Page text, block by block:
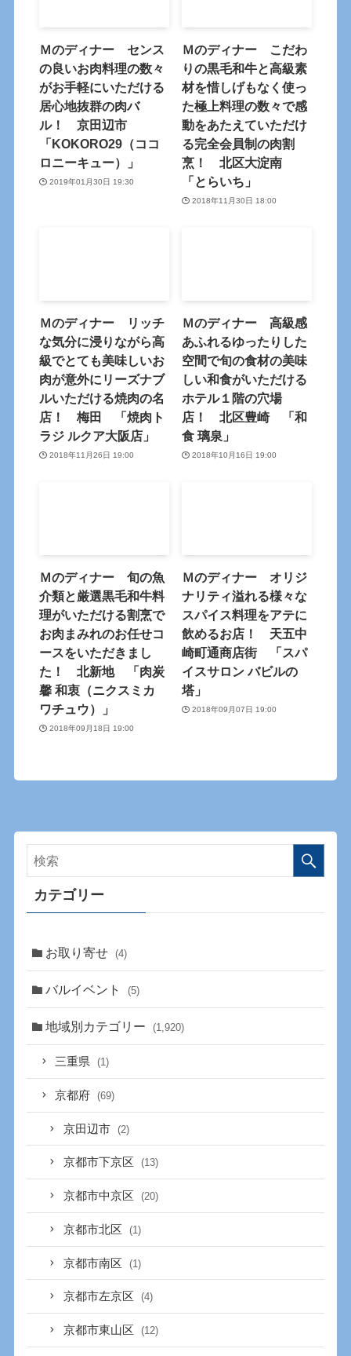
Ｍのディナー センス
の良いお肉料理の数々
がお手軽にいただける
居心地抜群の肉バ
ル！ 京田辺市
「KOKORO29（ココ
ロニーキュー）」
2019年01月30日 19:30
Ｍのディナー こだわ
りの黒毛和牛と高級素
材を惜しげもなく使っ
た極上料理の数々で感
動をあたえていただけ
る完全会員制の肉割
烹！ 北区大淀南
「とらいち」
2018年11月30日 18:00
Ｍのディナー リッチ
な気分に浸りながら高
級でとても美味しいお
肉が意外にリーズナブ
ルいただける焼肉の名
店！ 梅田 「焼肉ト
ラジ ルクア大阪店」
2018年11月26日 19:00
Ｍのディナー 高級感
あふれるゆったりした
空間で旬の食材の美味
しい和食がいただける
ホテル１階の穴場
店！ 北区豊崎 「和
食 璃泉」
2018年10月16日 19:00
Ｍのディナー 旬の魚
介類と厳選黒毛和牛料
理がいただける割烹で
お肉まみれのお任せコ
ースをいただきまし
た！ 北新地 「肉炭
馨 和衷（ニクスミカ
ワチュウ）」
2018年09月18日 19:00
Ｍのディナー オリジ
ナリティ溢れる様々な
スパイス料理をアテに
飲めるお店！ 天五中
崎町通商店街 「スパ
イスサロン バビルの
塔」
2018年09月07日 19:00
カテゴリー
お取り寄せ (4)
バルイベント (5)
地域別カテゴリー (1,920)
三重県 (1)
京都府 (69)
京田辺市 (2)
京都市下京区 (13)
京都市中京区 (20)
京都市北区 (1)
京都市南区 (1)
京都市左京区 (4)
京都市東山区 (12)